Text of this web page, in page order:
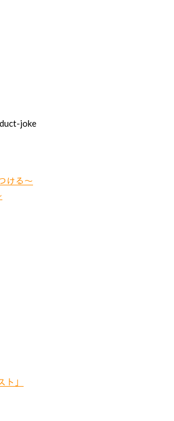
joke
ける〜
」